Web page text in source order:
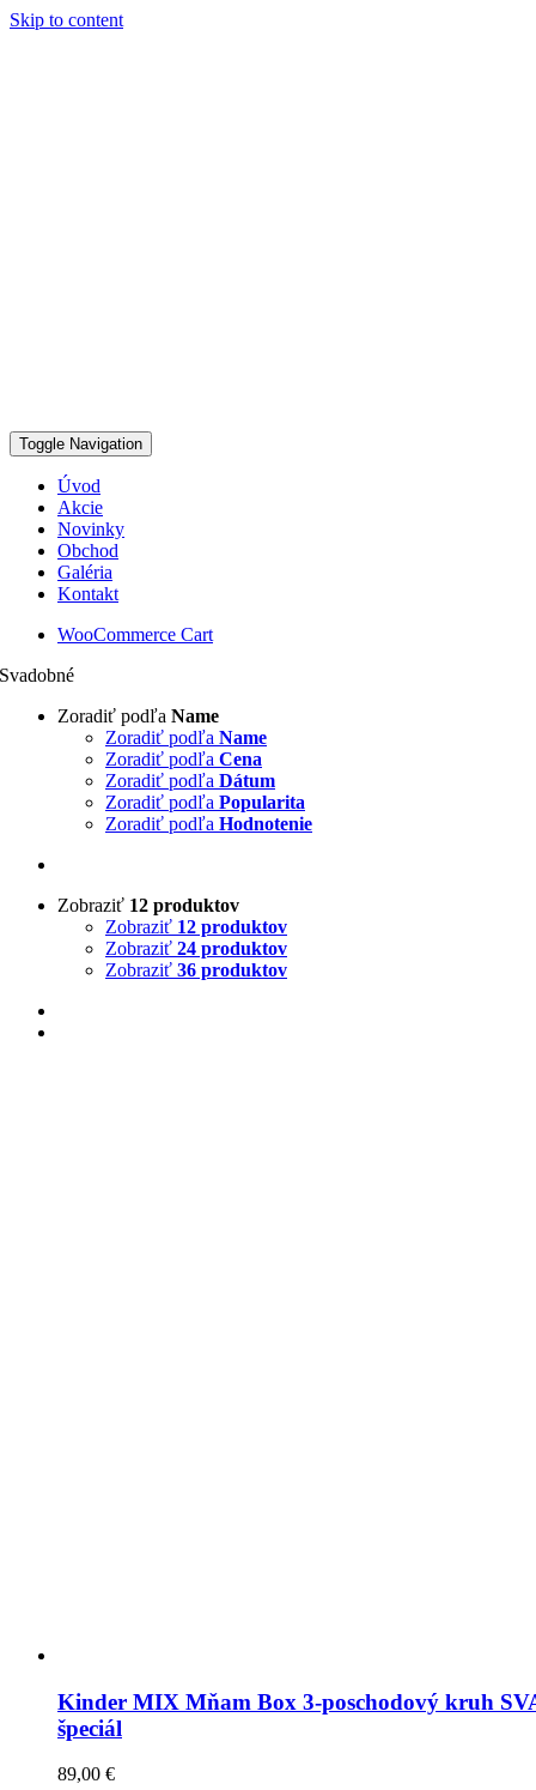
Skip to content
Toggle Navigation
Úvod
Akcie
Novinky
Obchod
Galéria
Kontakt
WooCommerce Cart
Svadobné
Zoradiť podľa Name
Zoradiť podľa Name
Zoradiť podľa Cena
Zoradiť podľa Dátum
Zoradiť podľa Popularita
Zoradiť podľa Hodnotenie
Zobraziť 12 produktov
Zobraziť 12 produktov
Zobraziť 24 produktov
Zobraziť 36 produktov
Kinder MIX Mňam Box 3-poschodový kruh
špeciál
89,00 €